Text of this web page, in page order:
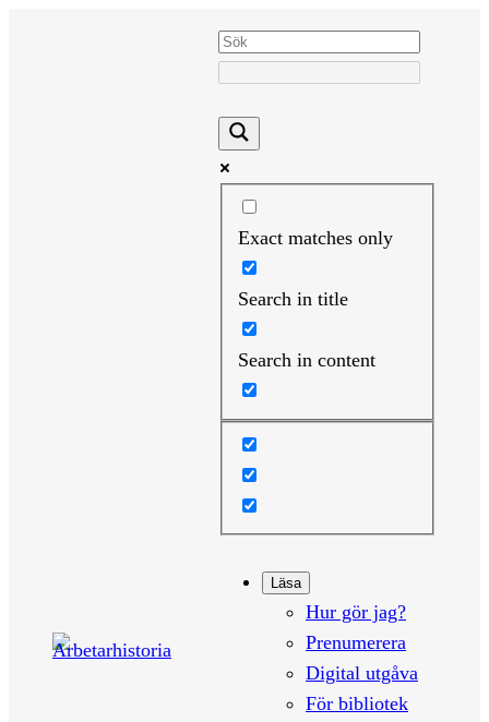
Exact matches only
Search in title
Search in content
Läsa
Hur gör jag?
Prenumerera
Digital utgåva
För bibliotek